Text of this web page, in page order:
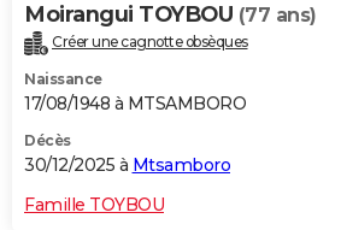
Moirangui TOYBOU (77 ans)
Créer une cagnotte obsèques
Naissance
17/08/1948 à MTSAMBORO
Décès
30/12/2025 à Mtsamboro
Famille TOYBOU